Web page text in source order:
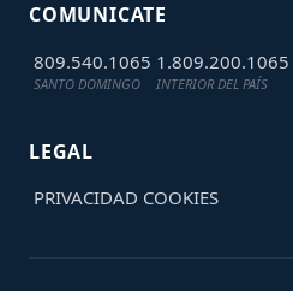
COMUNICATE
809.540.1065
SANTO DOMINGO
1.809.200.1065
INTERIOR DEL PAÍS
LEGAL
PRIVACIDAD COOKIES